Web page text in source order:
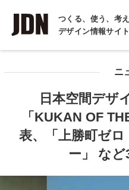
つくる、使う、考
デザイン情報サイト
INTERVIEW
インタビュー
COLUMN
コラム
ニ
日本空間デザ
「KUKAN OF
表、「上勝町ゼ
ー」 など